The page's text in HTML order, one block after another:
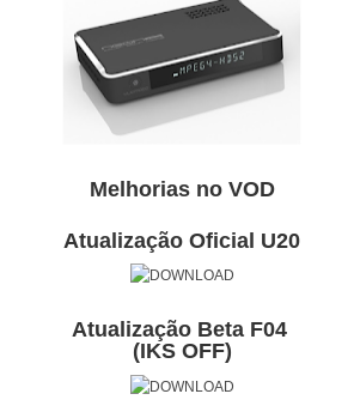
Melhorias no VOD
Atualização Oficial U20
Atualização Beta F04
(IKS OFF)